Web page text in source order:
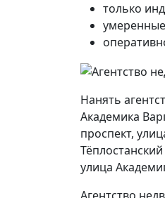
только
Нанять
Академика
проспект,
улица